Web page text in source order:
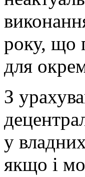
року, що
для
З
у
якщо і